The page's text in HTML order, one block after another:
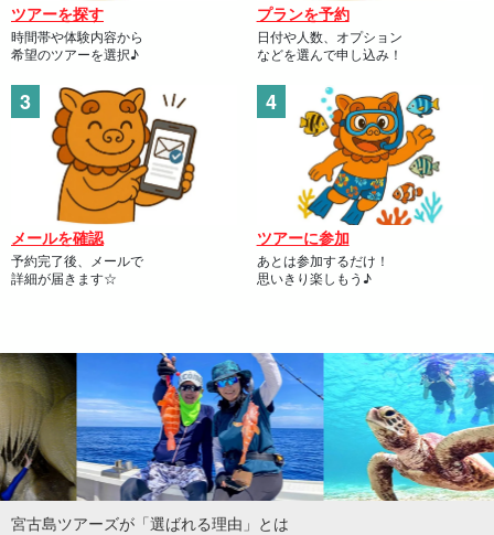
ツアーを探す
時間帯や体験内容から
希望のツアーを選択♪
プランを予約
日付や人数、オプション
などを選んで申し込み！
メールを確認
予約完了後、メールで
詳細が届きます☆
ツアーに参加
あとは参加するだけ！
思いきり楽しもう♪
宮古島ツアーズが「選ばれる理由」とは